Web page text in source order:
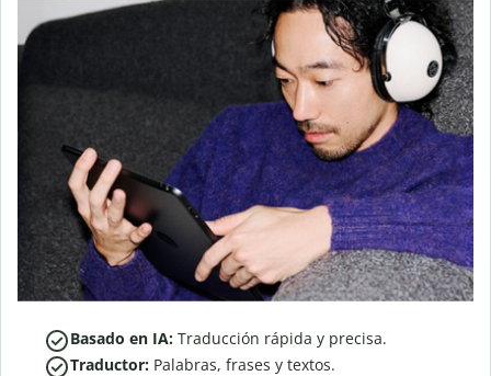
Basado en IA: Traducción rápida y precisa.
Traductor: Palabras, frases y textos.